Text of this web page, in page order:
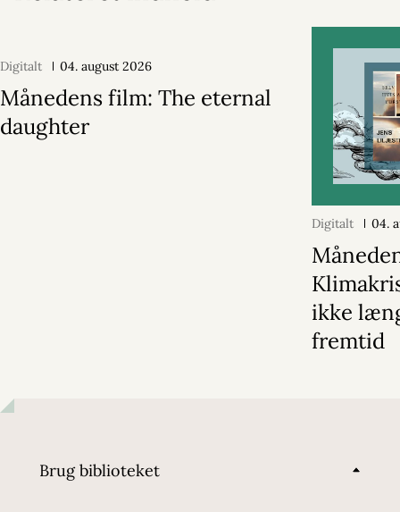
Digitalt 04. august 2026
Månedens film: The eternal
daughter
Digitalt 04.
ikke
fremtid
Brug biblioteket